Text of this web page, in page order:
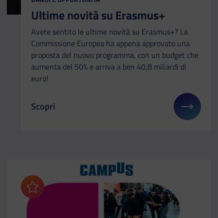
Ultime novità su Erasmus+
Avete sentito le ultime novità su Erasmus+? La
Commissione Europea ha appena approvato una
proposta del nuovo programma, con un budget che
aumenta del 50% e arriva a ben 40,8 miliardi di
euro!
Il link ti porterà ad avere maggiori dettagli su:
Scopri
Aggiungi ai preferiti